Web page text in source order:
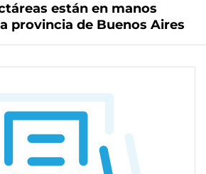
están en manos
provincia de Buenos Aires